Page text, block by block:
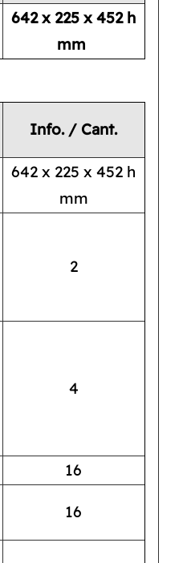
642 x 225 x 452 h
mm
Info. / Cant.
642 x 225 x 452 h
mm
2
4
16
16